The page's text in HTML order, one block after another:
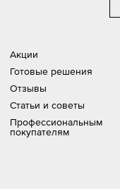
Акции
Готовые решения
Отзывы
Статьи и советы
Профессиональным
покупателям